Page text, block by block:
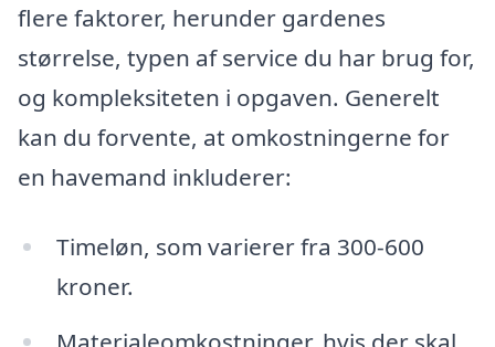
flere faktorer, herunder gardenes
størrelse, typen af service du har brug for,
og kompleksiteten i opgaven. Generelt
kan du forvente, at omkostningerne for
en havemand inkluderer:
Timeløn, som varierer fra 300-600
kroner.